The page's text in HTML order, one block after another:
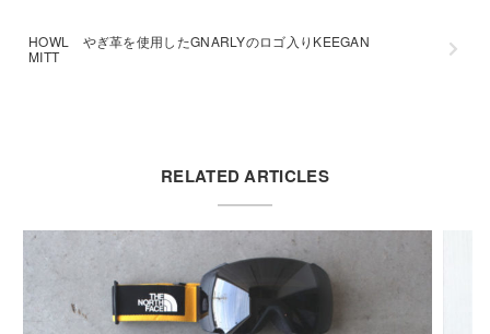
HOWL やぎ革を使用したGNARLYのロゴ入りKEEGAN
MITT
RELATED ARTICLES